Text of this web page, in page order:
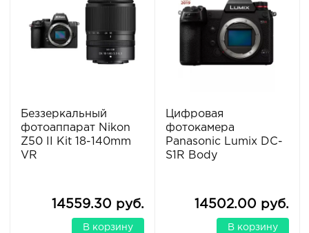
Беззеркальный
фотоаппарат Nikon
Z50 II Kit 18-140mm
VR
14559.30 руб.
В корзину
Цифровая
фотокамера
Panasonic Lumix DC-
S1R Body
14502.00 руб.
В корзину